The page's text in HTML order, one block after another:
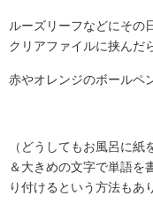
ルーズリーフなどにその
クリアファイルに挟んだ
赤やオレンジのボールペ
（どうしてもお風呂に
＆大きめの文字で単語を
り付けるという方法もあ